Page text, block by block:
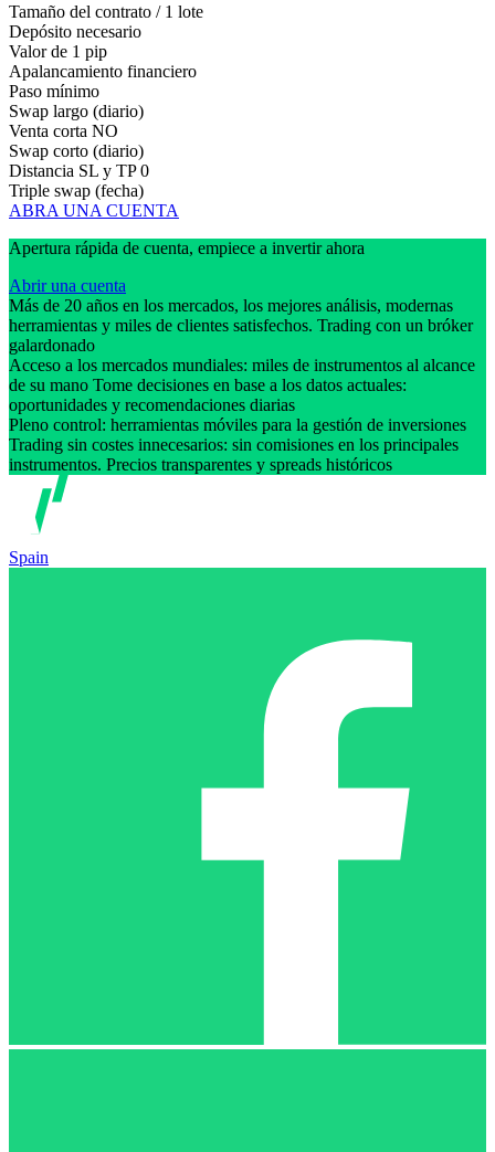
Tamaño del contrato / 1 lote
Depósito necesario
Valor de 1 pip
Apalancamiento financiero
Paso mínimo
Swap largo (diario)
Venta corta NO
Swap corto (diario)
Distancia SL y TP 0
Triple swap (fecha)
ABRA UNA CUENTA
Apertura rápida de cuenta, empiece a invertir ahora
Abrir una cuenta
Más de 20 años en los mercados, los mejores análisis, modernas
herramientas y miles de clientes satisfechos. Trading con un bróker
galardonado
Acceso a los mercados mundiales: miles de instrumentos al alcance
de su mano Tome decisiones en base a los datos actuales:
oportunidades y recomendaciones diarias
Pleno control: herramientas móviles para la gestión de inversiones
Trading sin costes innecesarios: sin comisiones en los principales
instrumentos. Precios transparentes y spreads históricos
Spain